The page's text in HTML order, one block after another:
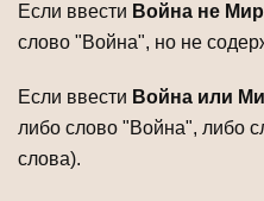
Если ввести Война не Мир
слово "Война", но не
Если ввести Война или
либо слово "Война", либо
слова).